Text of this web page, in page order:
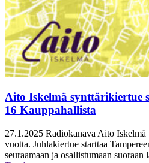
Aito Iskelmä synttärikiertue
16 Kauppahallista
27.1.2025 Radiokanava Aito Iskelmä
vuotta. Juhlakiertue starttaa
seuraamaan ja osallistumaan suoraan